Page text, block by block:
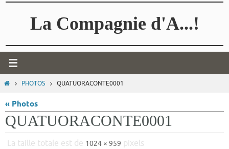
La Compagnie d'A...!
HOMEPHOTOS QUATUORACONTE0001
« Photos
QUATUORACONTE0001
La taille totale est de 1024 × 959 pixels